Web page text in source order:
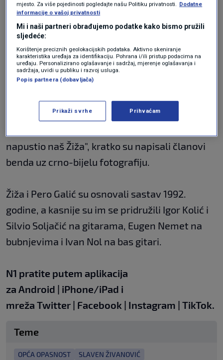
napustio naš Žiža", kratko su napisali članovi
benda uz crno-bijelu fotografiju.
Žiža i Pero Galić su osnovali sastav 1992.
godine, a kasnije su im se pridružili Igor Kolić i
Silvio Soljačić na gitarama, Eugen Nemet na
bubnjevima i Ivan Nol na bas gitari.
N1 pratite putem aplikacija
za Android | iPhone/iPad i
mreža Twitter | Facebook | Instagram | TikTok.
Teme
OPĆA OPASNOST SLAVEN ŽIVANOVIĆ
mjesto. Za više pojedinosti pogledajte našu Politiku privatnosti. Dodatne
informacije o vašoj privatnosti
Mi i naši partneri obrađujemo podatke kako bismo pružili
sljedeće:
Korištenje preciznih geolokacijskih podataka. Aktivno skeniranje
karakteristika uređaja za identifikaciju. Pohrana i/ili pristup podacima na
uređaju. Personalizirano oglašavanje i sadržaj, mjerenje oglašavanja i
sadržaja, uvidi u publiku i razvoj usluga.
Popis partnera (dobavljača)
Prikaži svrhe Prihvaćam